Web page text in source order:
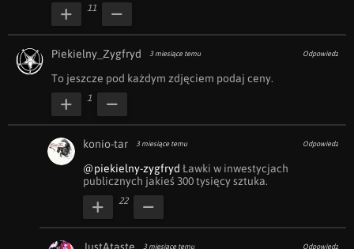
11
Piekielny_Zygfryd 3 miesiące temu Odpowiedz
To jeszcze pod każdym zdjęciem podaj ceny.
1
konio-tar 3 miesiące temu Odpowiedz
@piekielny-zygfryd Ławki w inwestycjach
publicznych jakieś 300 tysięcy sztuka.
22
3 miesiące temu Odpowiedz